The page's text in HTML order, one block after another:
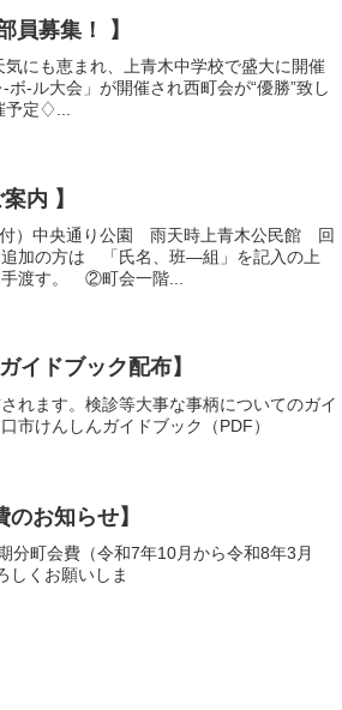
募集！ 】
にも恵まれ、上青木中学校で盛大に開催
-ル大会」が開催され西町会が“優勝”致し
予定♢...
内 】
）中央通り公園 雨天時上青木公民館 回
追加の方は 「氏名、班―組」を記入の上
渡す。 ②町会一階...
ドブック配布】
れます。検診等大事な事柄についてのガイ
市けんしんガイドブック（PDF）
お知らせ】
分町会費（令和7年10月から令和8年3月
しくお願いしま